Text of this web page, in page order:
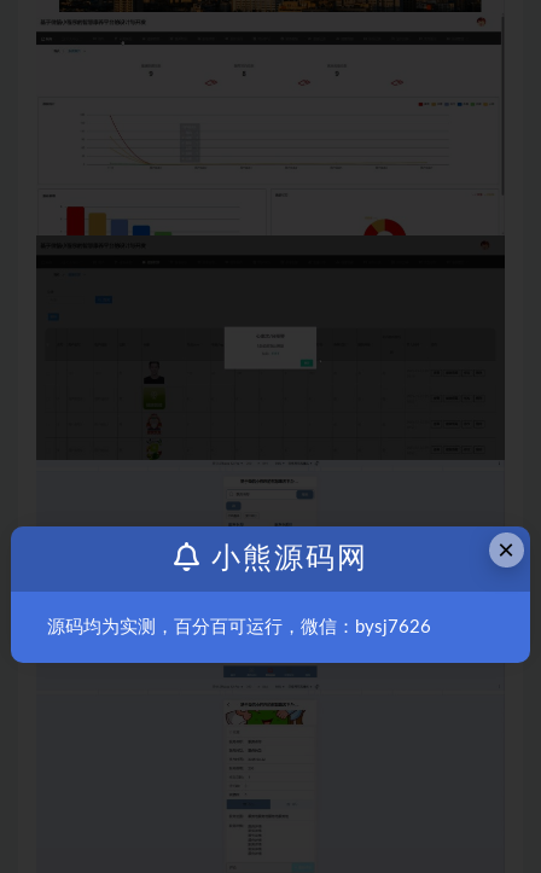
×
小熊源码网
源码均为实测，百分百可运行，微信：bysj7626